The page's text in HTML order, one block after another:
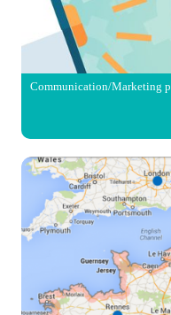
Communication/Marketing